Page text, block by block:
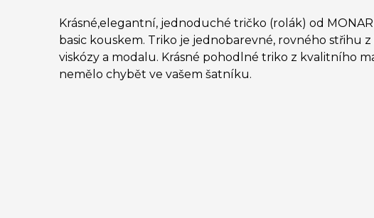
Krásné,elegantní, jednoduché tričko (rolák) od
basic kouskem. Triko je jednobarevné, rovného střihu z
viskózy a modalu. Krásné pohodlné triko z kvalitního
nemělo chybět ve vašem šatníku.